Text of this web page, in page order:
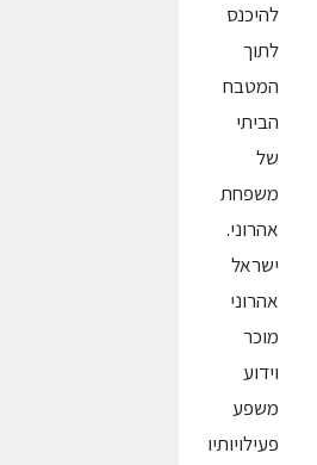
להיכנס
לתוך
המטבח
הביתי
של
משפחת
אהרוני.
ישראל
אהרוני
מוכר
וידוע
משפע
פעילויותיו